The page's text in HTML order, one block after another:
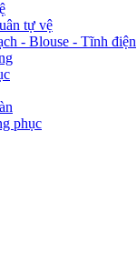
tự vệ
- Blouse - Tĩnh điện
phục